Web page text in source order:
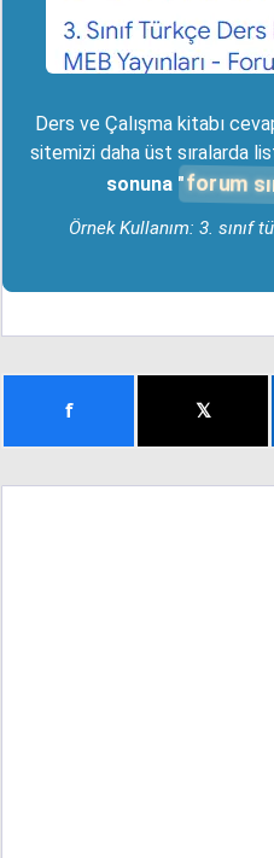
Ders ve Çalışma kitabı
sitemizi daha üst sıralarda
sonuna " forum
Örnek Kullanım: 3. sınıf
f 𝕏